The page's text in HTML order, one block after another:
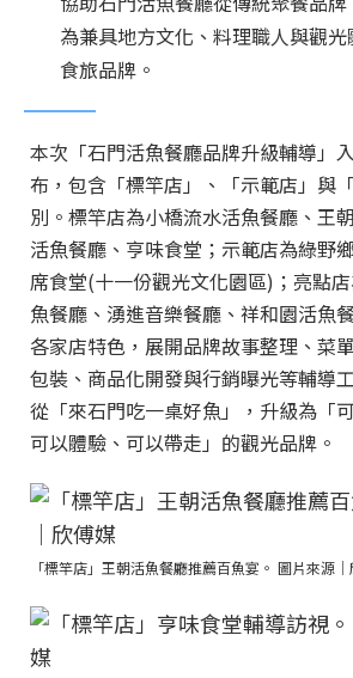
為兼具地方文化、料理職人與觀
食旅品牌。
本次「石門活魚餐廳品牌升級輔導」
布，包含「標竿店」、「示範店」與
別。標竿店為小橋流水活魚餐廳、王
活魚餐廳、亨味食堂；示範店為綠野
席食堂(十一份觀光文化園區)；亮點
魚餐廳、湧進音樂餐廳、祥和園活魚
各家店特色，展開品牌故事整理、菜
包裝、商品化開發與行銷曝光等輔導
從「來石門吃一桌好魚」，升級為「
可以體驗、可以帶走」的觀光品牌。
「標竿店」王朝活魚餐廳推薦百魚宴。 圖片來源